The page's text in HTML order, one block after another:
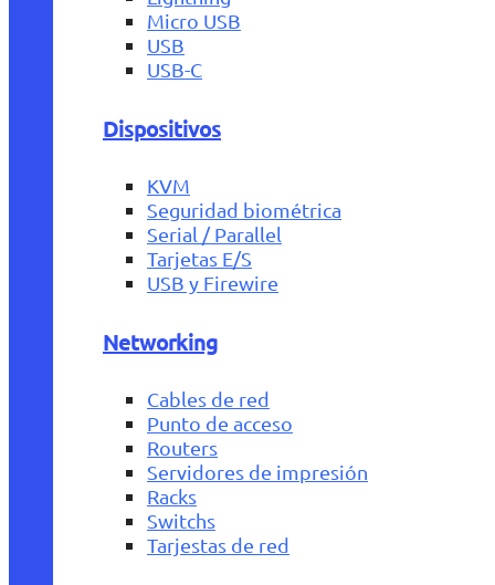
Micro USB
USB
USB-C
Dispositivos
KVM
Seguridad biométrica
Serial / Parallel
Tarjetas E/S
USB y Firewire
Networking
Cables de red
Punto de acceso
Routers
Servidores de impresión
Racks
Switchs
Tarjestas de red